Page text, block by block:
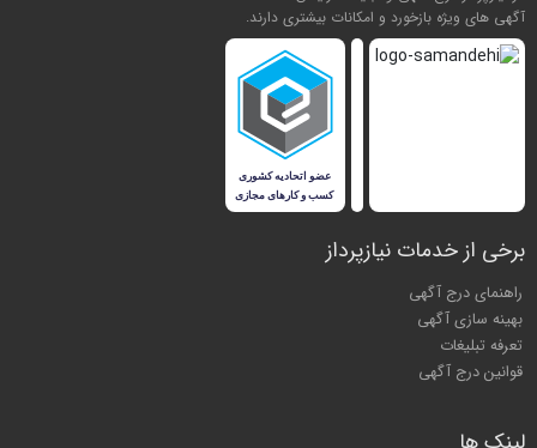
آگهی های ویژه بازخورد و امکانات بیشتری دارند.
برخی از خدمات نیازپرداز
راهنمای درج آگهی
بهینه سازی آگهی
تعرفه تبلیغات
قوانین درج آگهی